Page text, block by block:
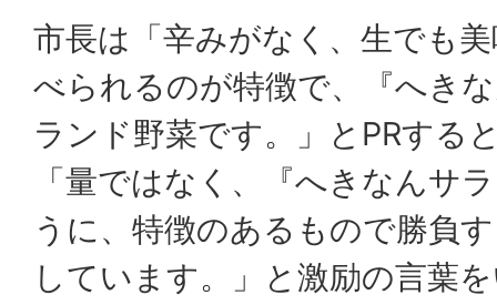
市長は「辛みがなく、生でも
べられるのが特徴で、『へき
ランド野菜です。」とPRする
「量ではなく、『へきなんサ
うに、特徴のあるもので勝負
しています。」と激励の言葉